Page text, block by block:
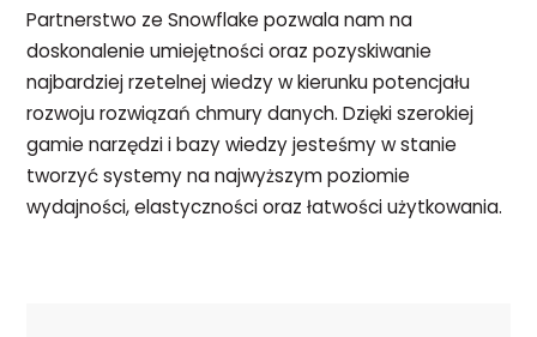
Partnerstwo ze Snowflake pozwala nam na
doskonalenie umiejętności oraz pozyskiwanie
najbardziej rzetelnej wiedzy w kierunku potencjału
rozwoju rozwiązań chmury danych. Dzięki szerokiej
gamie narzędzi i bazy wiedzy jesteśmy w stanie
tworzyć systemy na najwyższym poziomie
wydajności, elastyczności oraz łatwości użytkowania.